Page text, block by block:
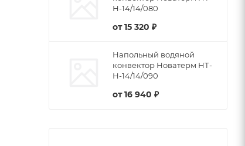
Н-14/14/080
от15 320 ₽
Напольный водяной
конвектор Новатерм НТ-
Н-14/14/090
от16 940 ₽